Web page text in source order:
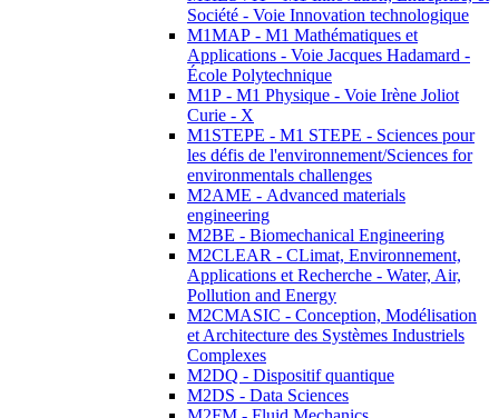
Société - Voie Innovation technologique
M1MAP - M1 Mathématiques et
Applications - Voie Jacques Hadamard -
École Polytechnique
M1P - M1 Physique - Voie Irène Joliot
Curie - X
M1STEPE - M1 STEPE - Sciences pour
les défis de l'environnement/Sciences for
environmentals challenges
M2AME - Advanced materials
engineering
M2BE - Biomechanical Engineering
M2CLEAR - CLimat, Environnement,
Applications et Recherche - Water, Air,
Pollution and Energy
M2CMASIC - Conception, Modélisation
et Architecture des Systèmes Industriels
Complexes
M2DQ - Dispositif quantique
M2DS - Data Sciences